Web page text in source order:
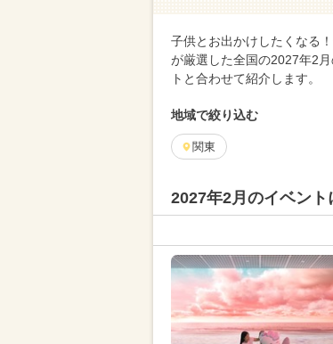
子供とお出かけしたくなる
が厳選した全国の2027年2
トと合わせて紹介します。
地域で絞り込む
関東
2027年2月のイベン